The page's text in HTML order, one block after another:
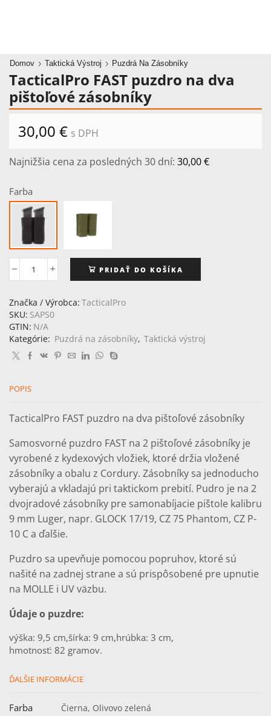
Domov Taktická Výstroj Puzdrá Na Zásobníky
TacticalPro FAST puzdro na dva
pištoľové zásobníky
30,00 € s DPH
Najnižšia cena za posledných 30 dní: 30,00€
Farba
množstvo
FAST
puzdro
na
dva
pištoľové
zásobníky
PRIDAŤ DO KOŠÍKA
Značka / Výrobca: TacticalPro
SKU: SAPS0
GTIN: N/A
Kategórie: Puzdrá na zásobníky, Taktická výstroj
POPIS
TacticalPro FAST puzdro na dva pištoľové zásobníky
Samosvorné puzdro FAST na 2 pištoľové zásobníky je
vyrobené z kydexových vložiek, ktoré držia vložené
zásobníky a obalu z Cordury. Zásobníky sa jednoducho
vyberajú a vkladajú pri taktickom prebití. Pudro je na 2
dvojradové zásobníky pre samonabíjacie pištole kalibru
9 mm Luger, napr. GLOCK 17/19, CZ 75 Phantom, CZ P-
10 C a ďalšie.
Puzdro sa upevňuje pomocou popruhov, ktoré sú
našité na zadnej strane a sú prispôsobené pre upnutie
na MOLLE i UV väzbu.
Údaje o puzdre:
výška: 9,5 cm,šírka: 9 cm,hrúbka: 3 cm,
hmotnosť: 82 gramov.
ĎALŠIE INFORMÁCIE
Farba Čierna, Olivovo zelená